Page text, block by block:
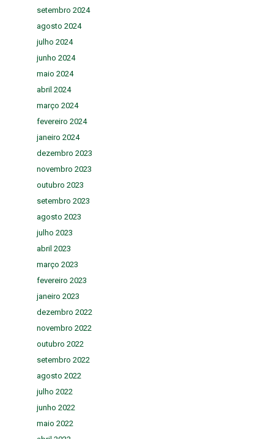
setembro 2024
agosto 2024
julho 2024
junho 2024
maio 2024
abril 2024
março 2024
fevereiro 2024
janeiro 2024
dezembro 2023
novembro 2023
outubro 2023
setembro 2023
agosto 2023
julho 2023
abril 2023
março 2023
fevereiro 2023
janeiro 2023
dezembro 2022
novembro 2022
outubro 2022
setembro 2022
agosto 2022
julho 2022
junho 2022
maio 2022